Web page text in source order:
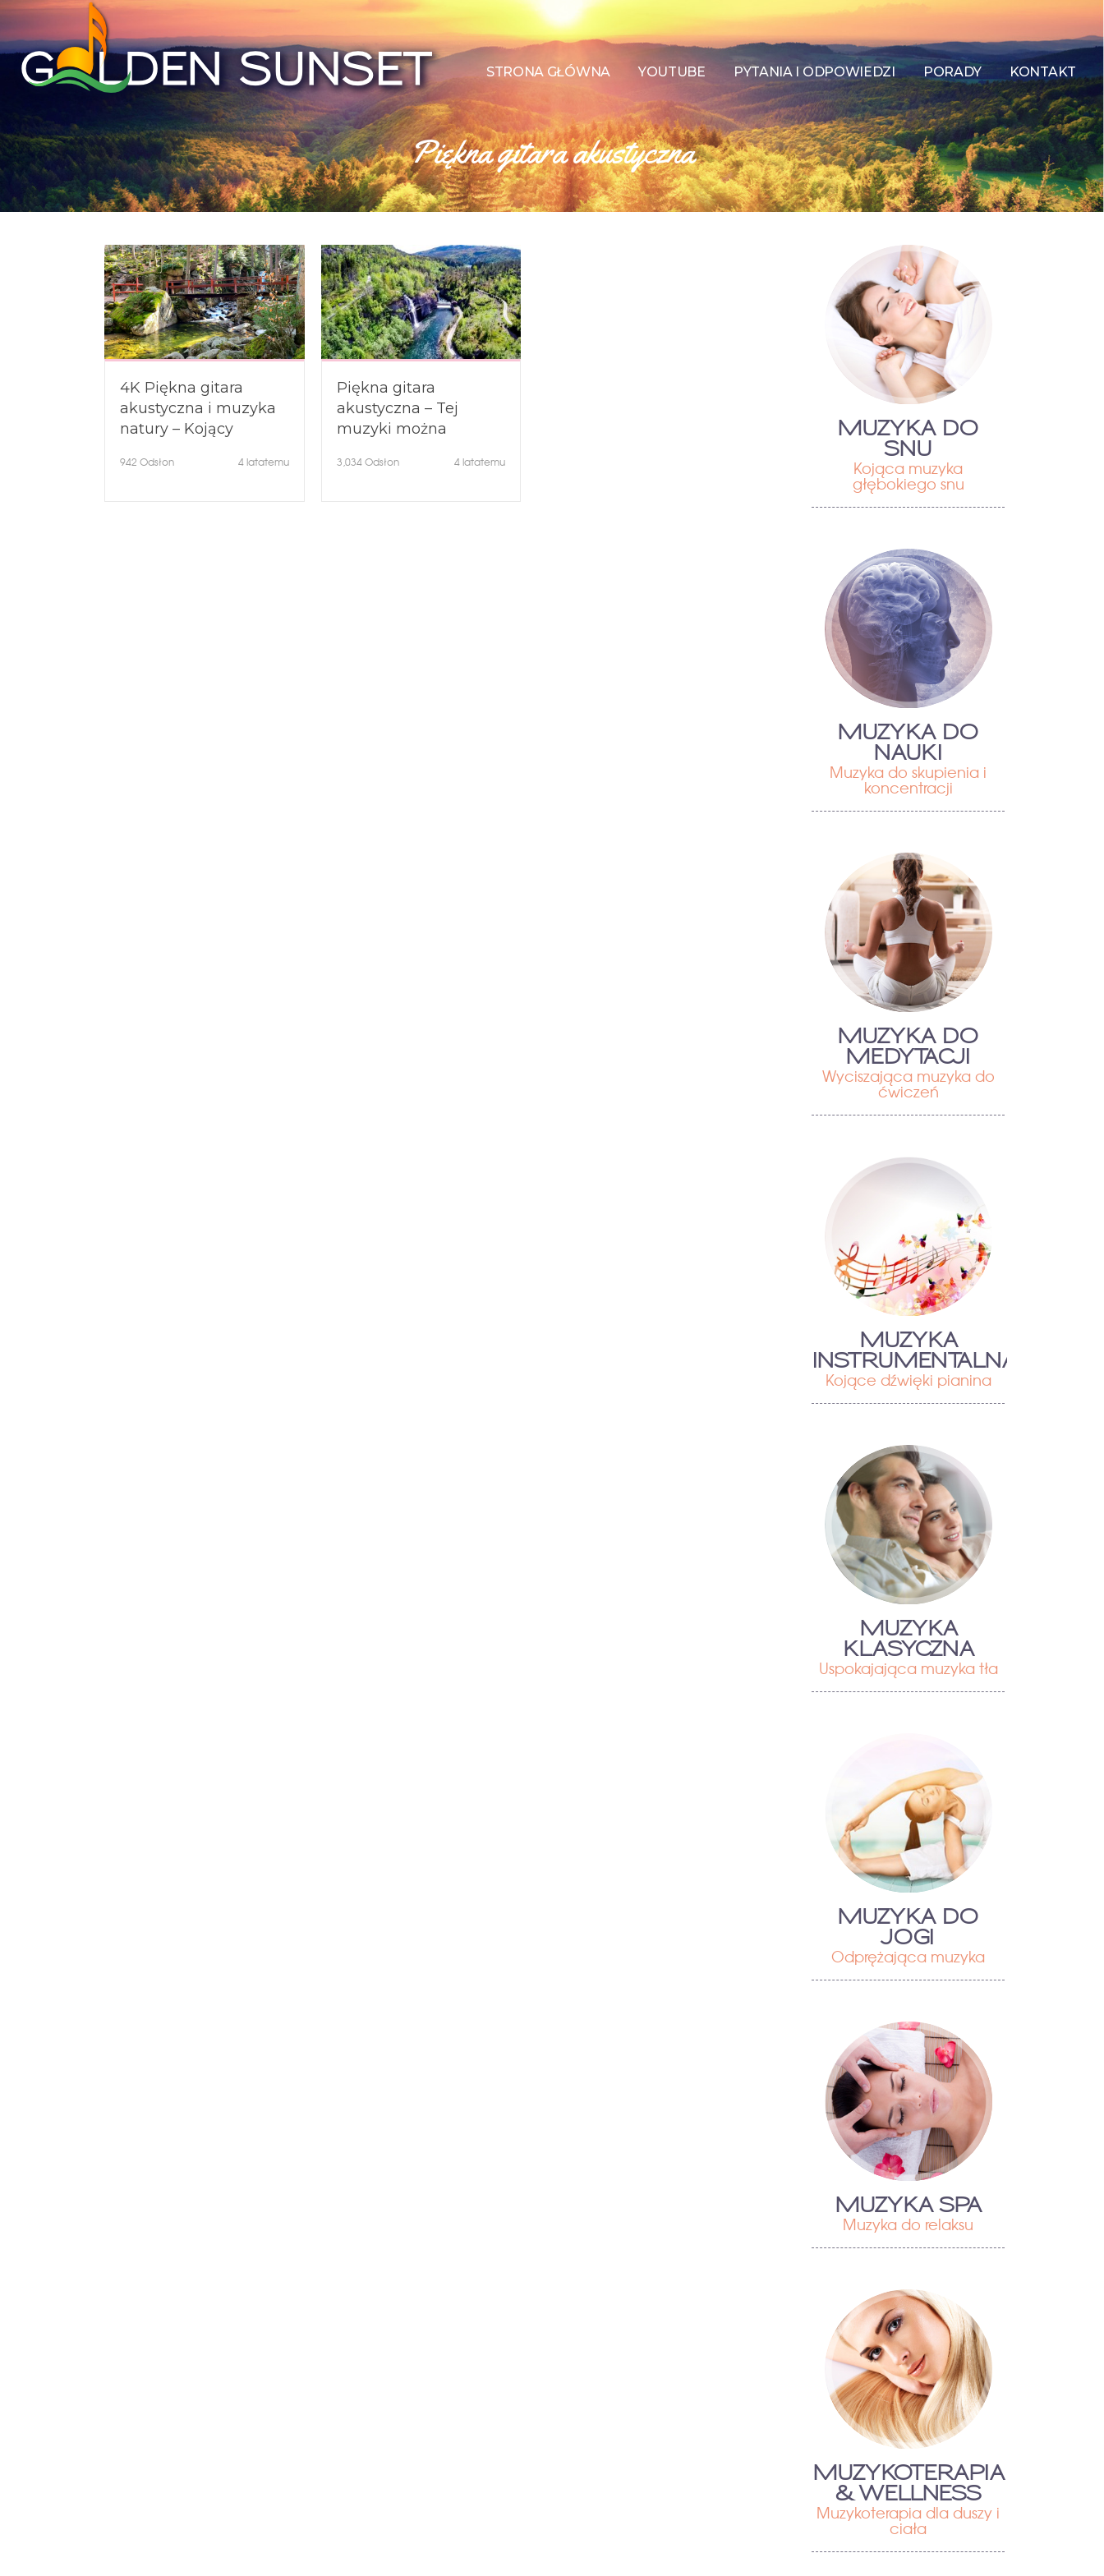
Skip to content
STRONA GŁÓWNA YOUTUBE PYTANIA I ODPOWIEDZI PORADY KONTAKT
Piękna gitara akustyczna
4K Piękna gitara
akustyczna i muzyka
natury – Kojący
dźwięk wody
942 Odsłon 4 latatemu
Piękna gitara
akustyczna – Tej
muzyki można
Najpiękniejsza
3,034Odsłon 4 latatemu
MUZYKA DO
SNU
Kojąca muzyka
głębokiego snu
MUZYKA DO
NAUKI
Muzyka do skupienia i
koncentracji
MUZYKA DO
MEDYTACJI
Wyciszająca muzyka do
ćwiczeń
MUZYKA
INSTRUMENTALNA
Kojące dźwięki pianina
MUZYKA
KLASYCZNA
Uspokajająca muzyka tła
MUZYKA DO
JOGI
Odprężająca muzyka
MUZYKA SPA
Muzyka do relaksu
MUZYKOTERAPIA
& WELLNESS
Muzykoterapia dla duszy i
ciała